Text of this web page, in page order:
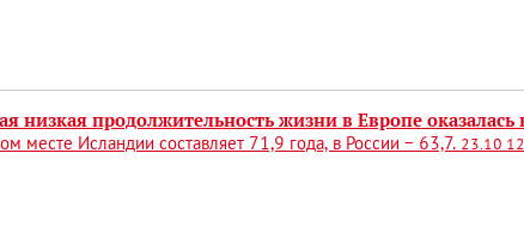
низкая продолжительность жизни в Европе оказалась
месте Исландии составляет 71,9 года, в России − 63,7. 23.10